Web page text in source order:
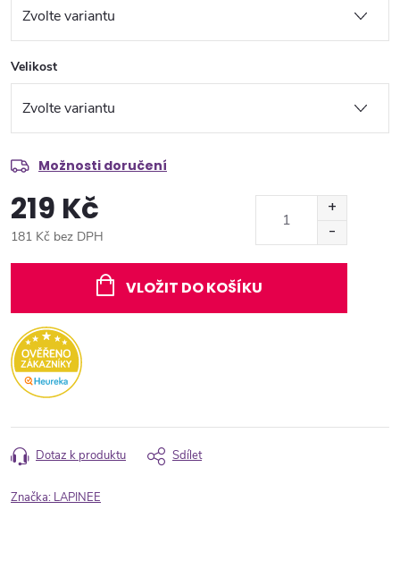
Velikost
Možnosti doručení
219 Kč
181 Kč bez DPH
VLOŽIT DO KOŠÍKU
Dotaz k produktu Sdílet
Značka: LAPINEE